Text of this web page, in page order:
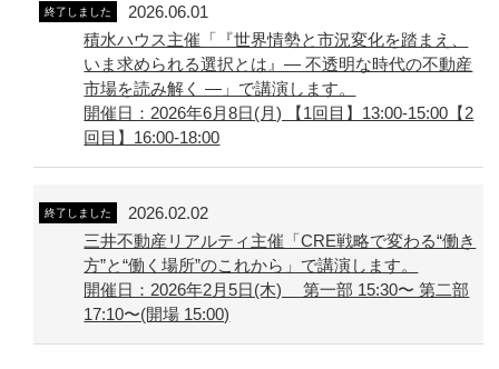
終了しました
2026.06.01
積水ハウス主催「『世界情勢と市況変化を踏まえ、
いま求められる選択とは』― 不透明な時代の不動産
市場を読み解く ―」で講演します。
開催日：2026年6月8日(月) 【1回目】13:00-15:00【2
回目】16:00-18:00
終了しました
2026.02.02
三井不動産リアルティ主催「CRE戦略で変わる“働き
方”と“働く場所”のこれから」で講演します。
開催日：2026年2月5日(木) 第一部 15:30〜 第二部
17:10〜(開場 15:00)